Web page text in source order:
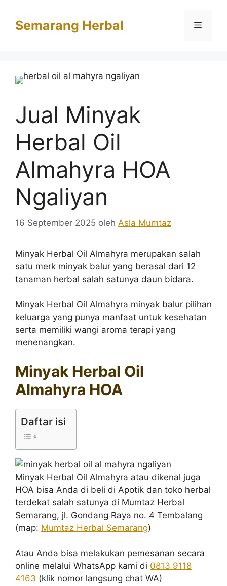
Semarang Herbal Menu
Jual Minyak
Herbal Oil
Almahyra HOA
Ngaliyan
16 September 2025 oleh Asla Mumtaz
Minyak Herbal Oil Almahyra merupakan salah
satu merk minyak balur yang berasal dari 12
tanaman herbal salah satunya daun bidara.
Minyak Herbal Oil Almahyra minyak balur pilihan
keluarga yang punya manfaat untuk kesehatan
serta memiliki wangi aroma terapi yang
menenangkan.
Minyak Herbal Oil
Almahyra HOA
Daftar isi
Minyak Herbal Oil Almahyra atau dikenal juga
HOA bisa Anda di beli di Apotik dan toko herbal
terdekat salah satunya di Mumtaz Herbal
Semarang, jl. Gondang Raya no. 4 Tembalang
(map: Mumtaz Herbal Semarang)
Atau Anda bisa melakukan pemesanan secara
online melalui WhatsApp kami di 0813 9118
4163 (klik nomor langsung chat WA)